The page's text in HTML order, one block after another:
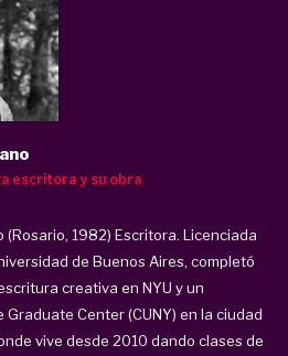
escritora y su obra
(Rosario, 1982) Escritora. Licenciada
de Buenos Aires, completó
creativa en NYU y un
Center (CUNY) en la ciudad
vive desde 2010 dando clases de